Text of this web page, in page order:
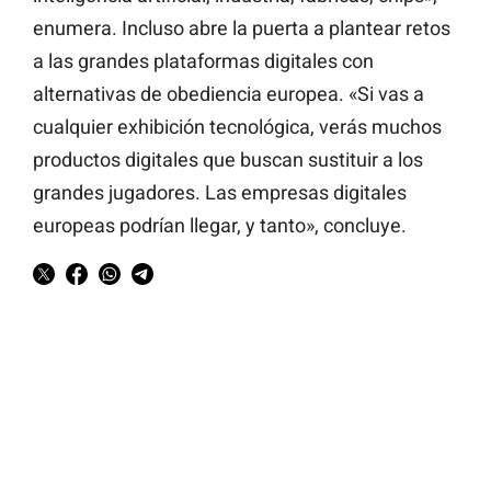
enumera. Incluso abre la puerta a plantear retos
a las grandes plataformas digitales con
alternativas de obediencia europea. «Si vas a
cualquier exhibición tecnológica, verás muchos
productos digitales que buscan sustituir a los
grandes jugadores. Las empresas digitales
europeas podrían llegar, y tanto», concluye.